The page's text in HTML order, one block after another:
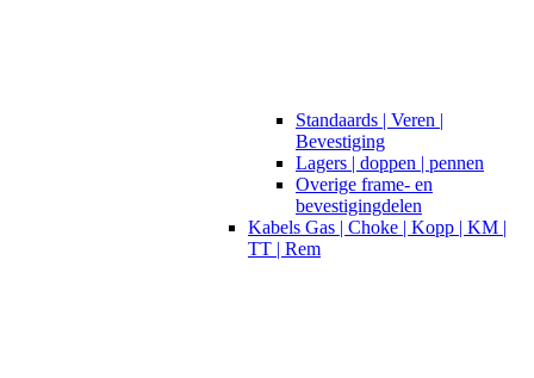
Standaards | Veren |
Bevestiging
Lagers | doppen | pennen
Overige frame- en
bevestigingdelen
Kabels Gas | Choke | Kopp | KM |
TT | Rem